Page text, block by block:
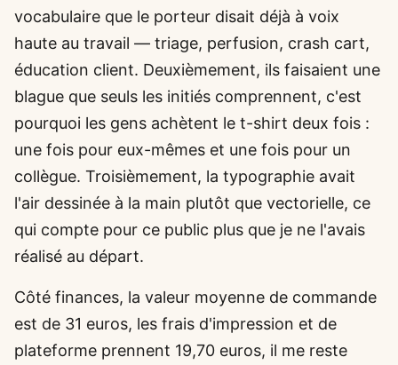
vocabulaire que le porteur disait déjà à voix
haute au travail — triage, perfusion, crash cart,
éducation client. Deuxièmement, ils faisaient une
blague que seuls les initiés comprennent, c'est
pourquoi les gens achètent le t-shirt deux fois :
une fois pour eux-mêmes et une fois pour un
collègue. Troisièmement, la typographie avait
l'air dessinée à la main plutôt que vectorielle, ce
qui compte pour ce public plus que je ne l'avais
réalisé au départ.
Côté finances, la valeur moyenne de commande
est de 31 euros, les frais d'impression et de
plateforme prennent 19,70 euros, il me reste